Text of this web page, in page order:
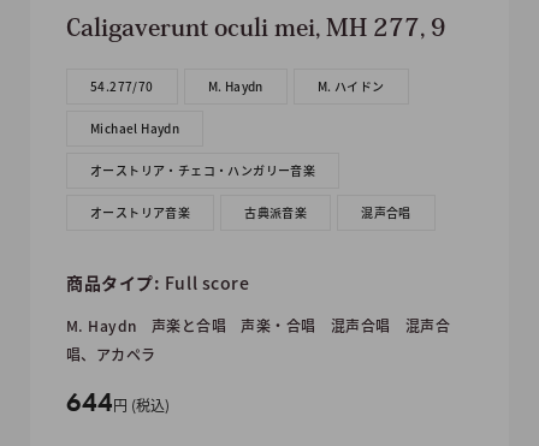
Caligaverunt oculi mei, MH 277, 9
54.277/70 M. Haydn M. ハイドン
Michael Haydn
オーストリア・チェコ・ハンガリー音楽
オーストリア音楽 古典派音楽 混声合唱
商品タイプ: Full score
M. Haydn 声楽と合唱 声楽・合唱 混声合唱
混声合
唱、アカペラ
販
644円 (税込)